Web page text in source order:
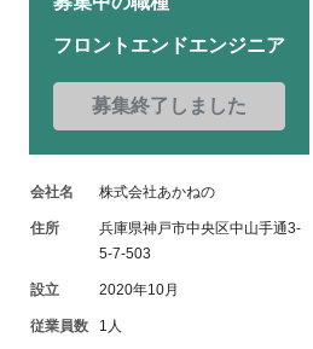
フロントエンドエンジニア
募集終了しました
会社名 株式会社あかねの
住所
兵庫県神戸市中央区中山手通3-
5-7-503
設立 2020年10月
従業員数 1人